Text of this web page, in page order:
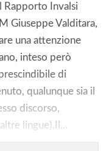
Rapporto Invalsi
Giuseppe Valditara,
una attenzione
inteso però
di
qualunque sia il
discorso,
lingue).Il...